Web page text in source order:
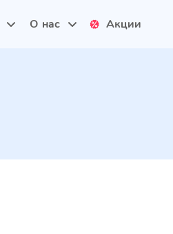
О нас Акции